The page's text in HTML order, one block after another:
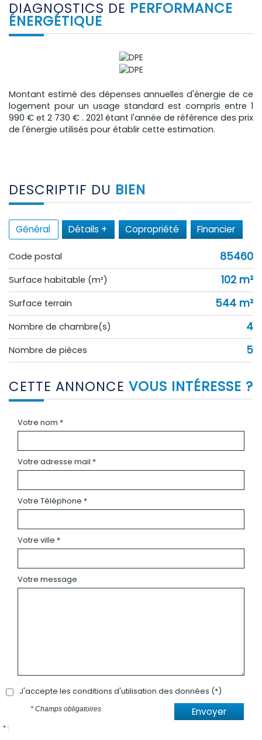
DIAGNOSTICS DE PERFORMANCE
ÉNERGÉTIQUE
Montant estimé des dépenses annuelles d'énergie de ce
logement pour un usage standard est compris entre 1
990 € et 2 730 € . 2021 étant l'année de référence des prix
de l'énergie utilisés pour établir cette estimation.
DESCRIPTIF DU BIEN
Général Détails + Copropriété Financier
Code postal 85460
Surface habitable (m²) 102 m²
surface terrain 544 m²
Nombre de chambre(s) 4
Nombre de pièces 5
CETTE ANNONCE VOUS INTÉRESSE ?
Votre nom *
Votre adresse mail *
Votre Téléphone *
Votre ville *
Votre message
J'accepte les conditions d'utilisation des données (*)
Envoyer
* Champs obligatoires
* :